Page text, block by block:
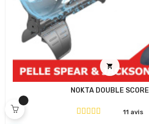

NOKTA DOUBLE SCORE
11 avis